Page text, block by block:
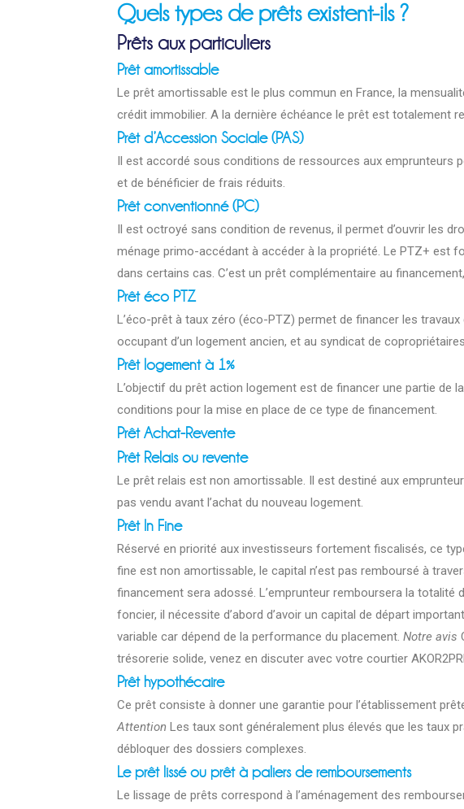
Quels types de prêts existent-ils ?
Prêts aux particuliers
Prêt amortissable
Le prêt amortissable est le plus commun en France, la
crédit immobilier. A la dernière échéance le prêt est totalement
Prêt d’Accession Sociale (PAS)
Il est accordé sous conditions de ressources aux emprunteurs
et de bénéficier de frais réduits.
Prêt conventionné (PC)
Il est octroyé sans condition de revenus, il permet d’ouvrir les
ménage primo-accédant à accéder à la propriété. Le PTZ+ est
dans certains cas. C’est un prêt complémentaire au
Prêt éco PTZ
L’éco-prêt à taux zéro (éco-PTZ) permet de financer les
occupant d’un logement ancien, et au syndicat de
Prêt logement à 1%
L’objectif du prêt action logement est de financer une partie de
conditions pour la mise en place de ce type de financement.
Prêt Achat-Revente
Prêt Relais ou revente
Le prêt relais est non amortissable. Il est destiné aux
pas vendu avant l’achat du nouveau logement.
Prêt In Fine
Réservé en priorité aux investisseurs fortement fiscalisés, ce
fine est non amortissable, le capital n’est pas remboursé à
financement sera adossé. L’emprunteur remboursera la totalité
foncier, il nécessite d’abord d’avoir un capital de départ
variable car dépend de la performance du placement.Notre avis
trésorerie solide, venez en discuter avec votre courtier
Prêt hypothécaire
Ce prêt consiste à donner une garantie pour l’établissement
AttentionLes taux sont généralement plus élevés que les taux
débloquer des dossiers complexes.
Le prêt lissé ou prêt à paliers de remboursements
Le lissage de prêts correspond à l’aménagement des